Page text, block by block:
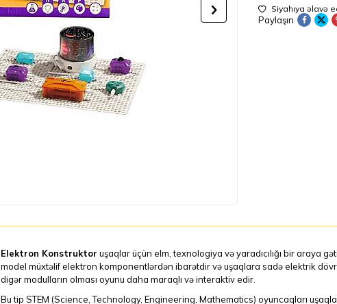
Siyahıya əlavə
Paylaşın
Elektron Konstruktor uşaqlar üçün elm, texnologiya və yaradıcılığı bir araya
model müxtəlif elektron komponentlərdən ibarətdir və uşaqlara sadə elektrik
digər modulların olması oyunu daha maraqlı və interaktiv edir.
Bu tip STEM (Science, Technology, Engineering, Mathematics) oyuncaqları